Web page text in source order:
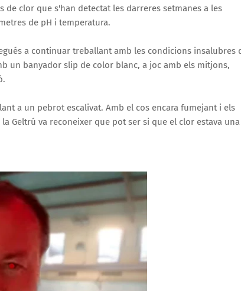
de clor que s'han detectat les darreres setmanes a les
de pH i temperatura.
a continuar treballant amb les condicions insalubres
un banyador slip de color blanc, a joc amb els mitjons,
a un pebrot escalivat. Amb el cos encara fumejant i els
Geltrú va reconeixer que pot ser si que el clor estava una